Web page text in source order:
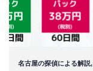
名古屋の探偵による解説,